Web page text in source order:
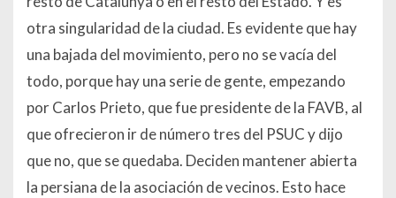
otra singularidad de la ciudad. Es evidente que hay
una bajada del movimiento, pero no se vacía del
todo, porque hay una serie de gente, empezando
por Carlos Prieto, que fue presidente de la FAVB, al
que ofrecieron ir de número tres del PSUC y dijo
que no, que se quedaba. Deciden mantener abierta
la persiana de la asociación de vecinos. Esto hace